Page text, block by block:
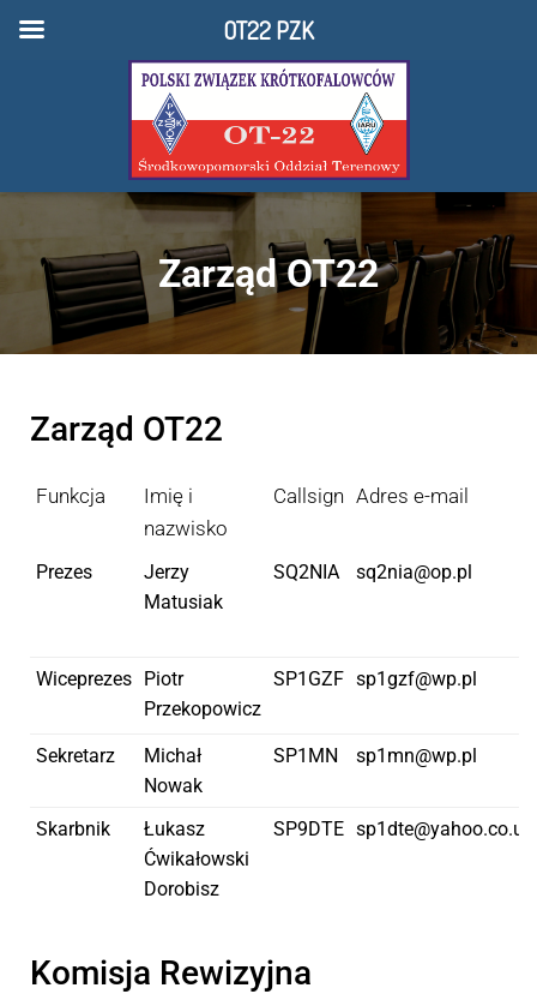
Zarząd OT22
Zarząd OT22
Funkcja
Imię i
nazwisko
Callsign Adres e-mail
Prezes
Jerzy
Matusiak
SQ2NIA sq2nia@op.pl
Wiceprezes Piotr
Przekopowicz
SP1GZF sp1gzf@wp.pl
Sekretarz
Michał
Nowak
SP1MN sp1mn@wp.pl
Skarbnik
Łukasz
Ćwikałowski
Dorobisz
SP9DTE sp1dte@yahoo.co.uk
Komisja Rewizyjna
OT22 PZK